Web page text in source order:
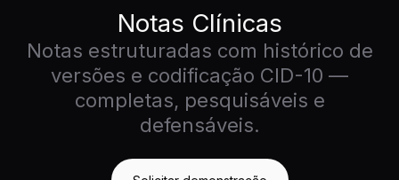
Notas Clínicas
Notas estruturadas com histórico de
versões e codificação CID-10 —
completas, pesquisáveis e
defensáveis.